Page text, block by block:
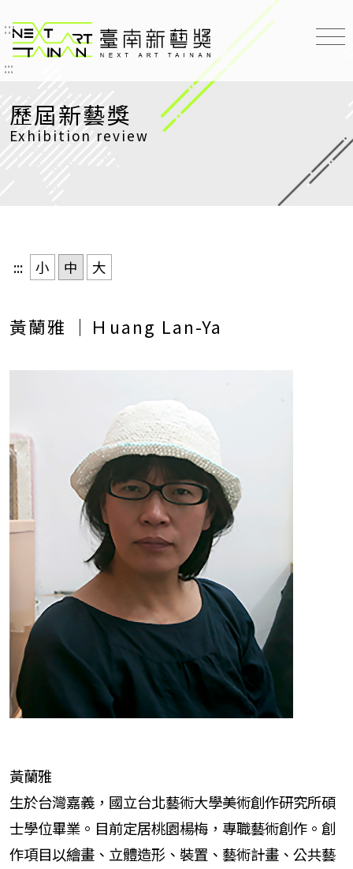
:::臺南新藝獎 NEXT ART TAINAN
:::
歷屆新藝獎
Exhibition review
::: 小 中 大
黃蘭雅 ｜Ｈuang Lan-Ya
黃蘭雅
生於台灣嘉義，國立台北藝術大學美術創作研究所碩
士學位畢業。目前定居桃園楊梅，專職藝術創作。創
作項目以繪畫、立體造形、裝置、藝術計畫、公共藝